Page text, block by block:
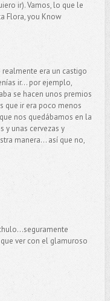
ir). Vamos, lo que le
Flora, you Know
era un castigo
ir... por ejemplo,
se hacen unos premios
que ir era poco menos
nos quedábamos en la
y unas cervezas y
manera... así que no,
ver con el glamuroso